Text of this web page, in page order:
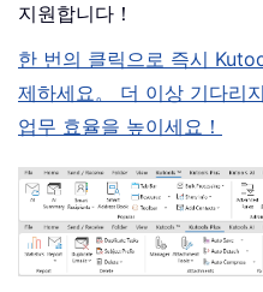
지원합니다！
한 번의 클릭으로 즉시
제하세요。 더 이상 기다리
업무 효율을 높이세요！